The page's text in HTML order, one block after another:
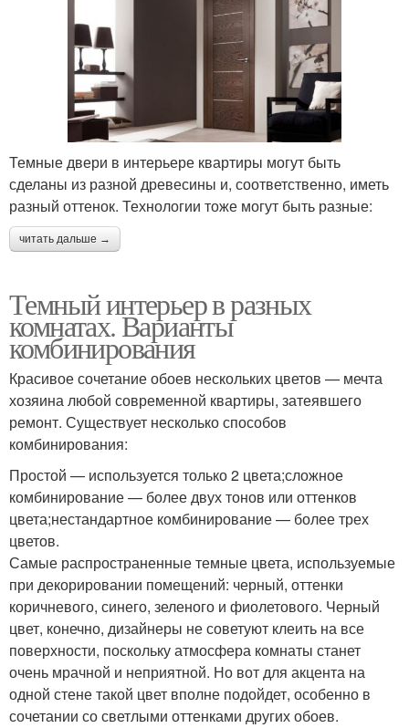
Темные двери в интерьере квартиры могут быть
сделаны из разной древесины и, соответственно, иметь
разный оттенок. Технологии тоже могут быть разные:
читать дальше →
Темный интерьер в разных
комнатах. Варианты
комбинирования
Красивое сочетание обоев нескольких цветов — мечта
хозяина любой современной квартиры, затеявшего
ремонт. Существует несколько способов
комбинирования:
Простой — используется только 2 цвета;сложное
комбинирование — более двух тонов или оттенков
цвета;нестандартное комбинирование — более трех
цветов.
Самые распространенные темные цвета, используемые
при декорировании помещений: черный, оттенки
коричневого, синего, зеленого и фиолетового. Черный
цвет, конечно, дизайнеры не советуют клеить на все
поверхности, поскольку атмосфера комнаты станет
очень мрачной и неприятной. Но вот для акцента на
одной стене такой цвет вполне подойдет, особенно в
сочетании со светлыми оттенками других обоев.